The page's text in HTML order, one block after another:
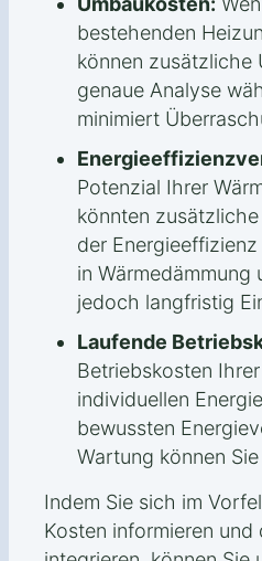
bestehenden
können zusätzliche
genaue Analyse
minimiert
Potenzial Ihrer
könnten
der
in Wärmedämmung
jedoch langfristig
Laufende
Betriebskosten
individuellen
bewussten
Wartung können
Indem Sie sich im
Kosten informieren und